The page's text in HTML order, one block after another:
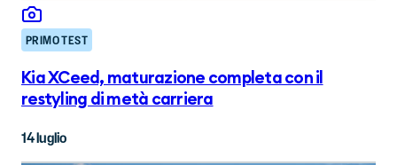
PRIMO TEST
Kia XCeed, maturazione completa con il
restyling di metà carriera
14 luglio